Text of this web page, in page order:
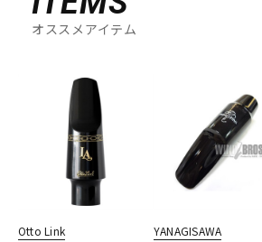
オススメアイテム
Otto Link YANAGISAWA